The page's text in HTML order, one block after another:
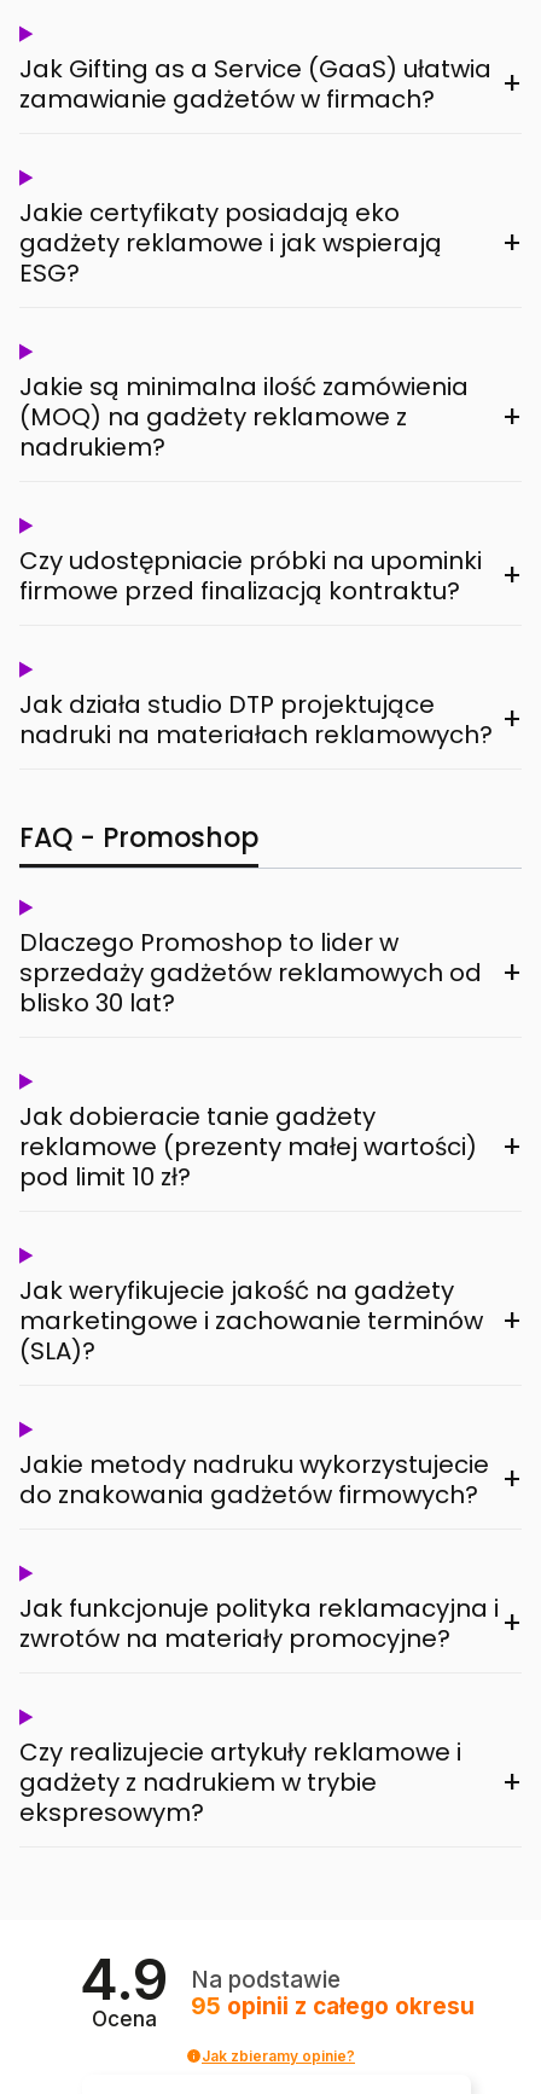
Jak Gifting as a Service (GaaS) ułatwia
zamawianie gadżetów w firmach?
+
Jakie certyfikaty posiadają eko
gadżety reklamowe i jak wspierają
ESG?
+
Jakie są minimalna ilość zamówienia
(MOQ) na gadżety reklamowe z
nadrukiem?
+
Czy udostępniacie próbki na upominki
firmowe przed finalizacją kontraktu?
+
Jak działa studio DTP projektujące
nadruki na materiałach reklamowych? +
FAQ - Promoshop
Dlaczego Promoshop to lider w
sprzedaży gadżetów reklamowych od
blisko 30 lat?
+
Jak dobieracie tanie gadżety
reklamowe (prezenty małej wartości)
pod limit 10 zł?
+
Jak weryfikujecie jakość na gadżety
marketingowe i zachowanie terminów
(SLA)?
+
Jakie metody nadruku wykorzystujecie
do znakowania gadżetów firmowych?
+
Jak funkcjonuje polityka reklamacyjna i
zwrotów na materiały promocyjne?
+
Czy realizujecie artykuły reklamowe i
gadżety z nadrukiem w trybie
ekspresowym?
+
4.9
Ocena
Na podstawie
95 opinii z całego okresu
Jak zbieramy opinie?